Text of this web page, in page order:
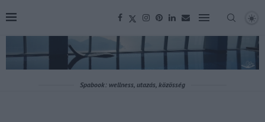
Spabook: wellness, utazás, közösség